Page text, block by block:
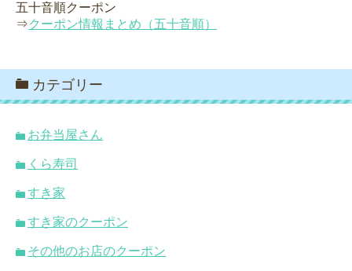
五十音順クーポン
⇒クーポン情報まとめ（五十音順）
カテゴリー
お弁当屋さん
くら寿司
すき家
すき家のクーポン
その他のお店のクーポン